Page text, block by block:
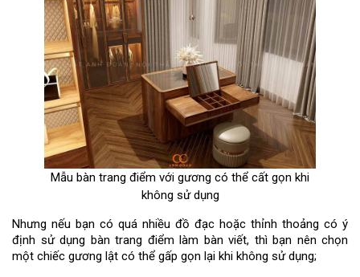
Mẫu bàn trang điểm với gương có thể cất gọn khi
không sử dụng
Nhưng nếu bạn có quá nhiều đồ đạc hoặc thỉnh thoảng có ý
định sử dụng bàn trang điểm làm bàn viết, thì bạn nên chọn
một chiếc gương lật có thể gấp gọn lại khi không sử dụng;